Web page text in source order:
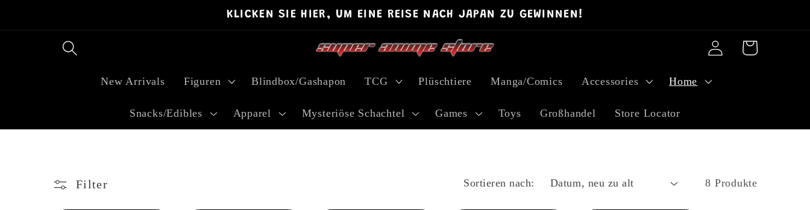
KLICKEN SIE HIER, UM EINE REISE NACH JAPAN ZU GEWINNEN!
New Arrivals Figuren Blindbox/Gashapon TCG Plüschtiere Manga/Comics Accessories Home
Snacks/Edibles Apparel Mysteriöse Schachtel Games Toys Großhandel Store Locator
EinloggenWarenkorb
Filter Sortieren nach: 8 Produkte